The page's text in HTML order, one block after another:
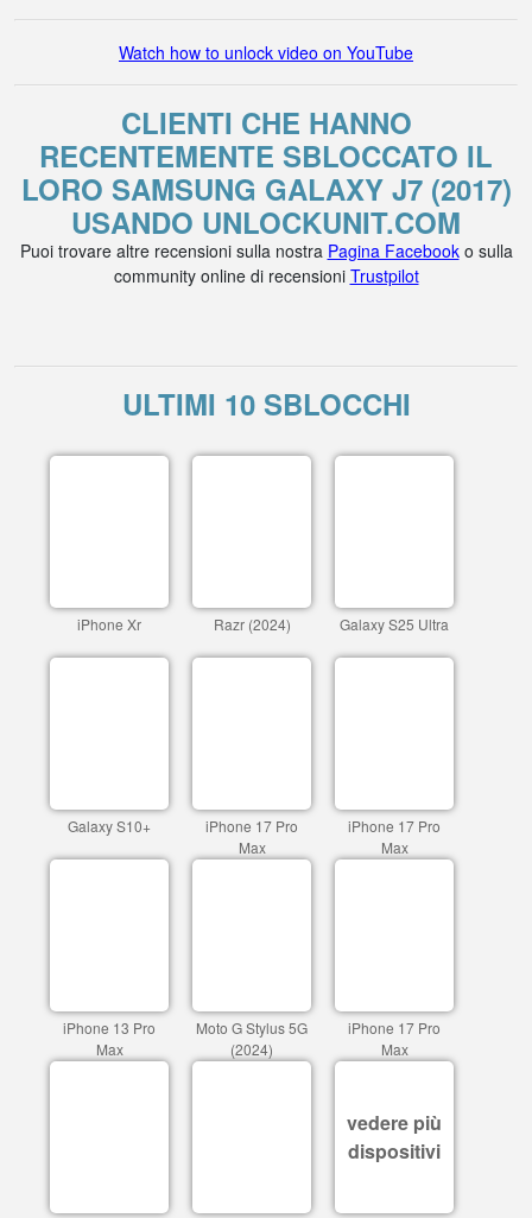
Watch how to unlock video on YouTube
CLIENTI CHE HANNO
RECENTEMENTE SBLOCCATO IL
LORO SAMSUNG GALAXY J7 (2017)
USANDO UNLOCKUNIT.COM
Puoi trovare altre recensioni sulla nostra Pagina Facebooko sulla
community online di recensioni Trustpilot
ULTIMI 10 SBLOCCHI
iPhone Xr Razr (2024) Galaxy S25 Ultra
Galaxy S10+
iPhone 17 Pro
Max
iPhone 17 Pro
Max
iPhone 13 Pro
Max
Moto G Stylus 5G
(2024)
iPhone 17 Pro
Max
vedere più
dispositivi